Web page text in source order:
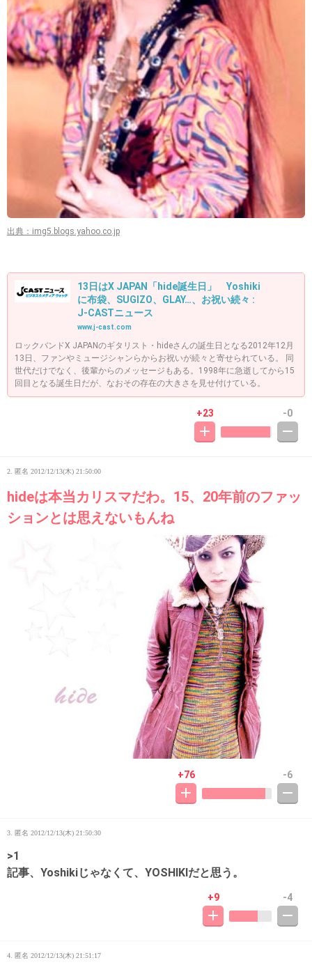
出典：img5.blogs.yahoo.co.jp
13日はX JAPAN「hide誕生日」 Yoshiki
に布袋、SUGIZO、GLAY…、お祝い続々 :
J-CASTニュース
www.j-cast.com
ロックバンドX JAPANのギタリスト・hideさんの誕生日となる2012年12月
13日、ファンやミュージシャンらからお祝いが続々と寄せられている。 同
世代だけでなく、後輩からのメッセージもある。1998年に急逝してから15
回目となる誕生日だが、なおその存在の大きさを見せ付けている。
+23 -0
2. 匿名 2012/12/13(木) 21:50:00
hideは本当カリスマだわ。15、20年前のファッ
ションとは思えないもんね
+76 -6
3. 匿名 2012/12/13(木) 21:50:30
>1
記事、Yoshikiじゃなくて、YOSHIKIだと思う。
+9 -4
4. 匿名 2012/12/13(木) 21:51:17